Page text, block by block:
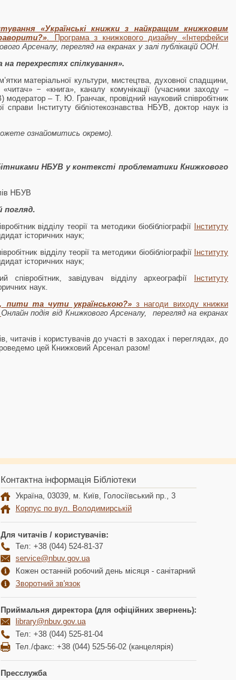
«Українські книжки з найкращим книжковим
. Програма з книжкового дизайну «Інтерфейси
Арсеналу, перегляд на екранах у залі публікацій ООН.
на перехрестях спілкування».
матеріальної культури, мистецтва, духовної спадщини,
− «книга», каналу комунікації (учасники заходу –
модератор – Т. Ю. Гранчак, провідний науковий співробітник
справи Інституту бібліотекознавства НБУВ, доктор наук із
ознайомитись окремо).
НБУВ у контексті проблематики Книжкового
НБУВ
погляд.
відділу теорії та методики біобібліографії
Інституту
історичних наук;
відділу теорії та методики біобібліографії Інституту
історичних наук;
співробітник, завідувач відділу археографії
Інституту
наук.
пити та чути українською?»з нагоди виходу книжки
Онлайнподія від Книжкового Арсеналу, перегляд на екранах
і користувачів до участі в заходах і переглядах, до
цей Книжковий Арсенал разом!
Контактна інформація Бібліотеки
Україна, 03039, м. Київ, Голосіївський пр., 3
Корпус по вул. Володимирській
Для читачів / користувачів:
Тел: +38 (044) 524-81-37
service@nbuv.gov.ua
Кожен останній робочий день місяця - санітарний
Зворотний зв'язок
Приймальня директора (для офіційних звернень):
library@nbuv.gov.ua
Тел: +38 (044) 525-81-04
Тел./факс: +38 (044) 525-56-02 (канцелярія)
Пресслужба